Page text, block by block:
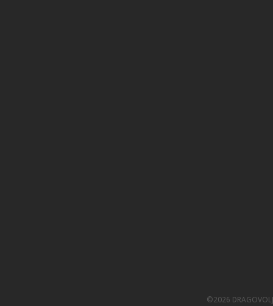
©2026